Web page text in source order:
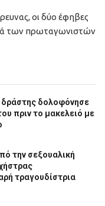
οι δύο έφηβες
των πρωταγωνιστών
δράστης δολοφόνησε
πριν το μακελειό με
την σεξουαλική
τραγουδίστρια